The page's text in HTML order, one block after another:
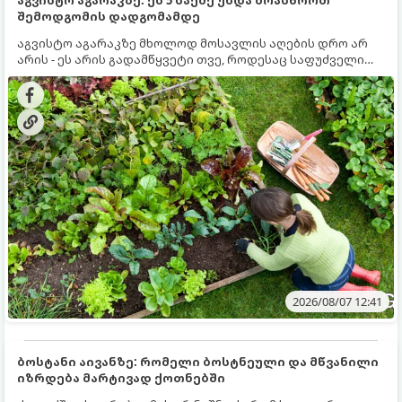
შემოდგომის დადგომამდე
აგვისტო აგარაკზე მხოლოდ მოსავლის აღების დრო არ
არის - ეს არის გადამწყვეტი თვე, როდესაც საფუძველი
ეყრება მომავალი წლის მოსავალს და ბაღი მზადდება
შემოდგომა-ზამთრის სეზონისთვის. იმისათვის, რომ
ნიადაგმა ენერგია აღიდგინოს, ხოლო მცენარეებმა
ზამთარს გაუძლონ, აგვისტოს ბოლომდე 5
მნიშვნელოვანი საქმის გაკეთება უნდა მოასწროთ:
2026/08/07 12:41
ბოსტანი აივანზე: რომელი ბოსტნეული და მწვანილი
იზრდება მარტივად ქოთნებში